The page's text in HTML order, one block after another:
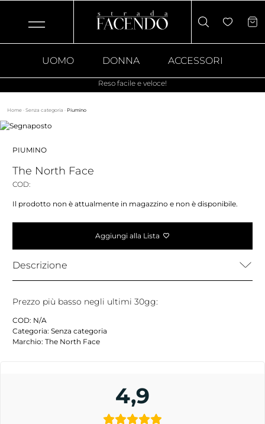
UOMO DONNA ACCESSORI
Reso facile e veloce!
Home · Senza categoria · Piumino
PIUMINO
The North Face
COD:
Il prodotto non è attualmente in magazzino e non è disponibile.
Aggiungi alla Lista
Descrizione
Prezzo più basso negli ultimi 30gg:
COD: N/A
Categoria: Senza categoria
Marchio: The North Face
4,9